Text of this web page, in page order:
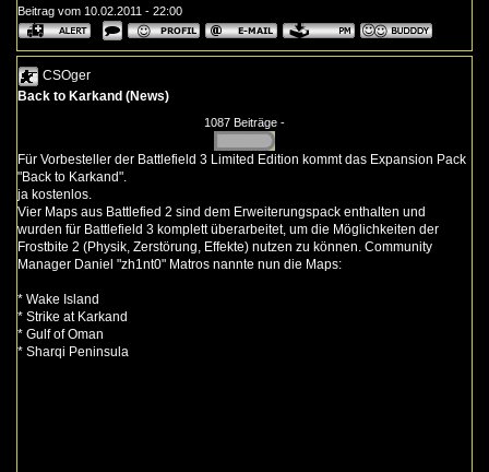
Beitrag vom 10.02.2011 - 22:00
CSOger
Back to Karkand (News)
1087 Beiträge -
Für Vorbesteller der Battlefield 3 Limited Edition kommt das Expansion Pack
"Back to Karkand".
ja kostenlos.
Vier Maps aus Battlefied 2 sind dem Erweiterungspack enthalten und
wurden für Battlefield 3 komplett überarbeitet, um die Möglichkeiten der
Frostbite 2 (Physik, Zerstörung, Effekte) nutzen zu können. Community
Manager Daniel "zh1nt0" Matros nannte nun die Maps:
* Wake Island
* Strike at Karkand
* Gulf of Oman
* Sharqi Peninsula